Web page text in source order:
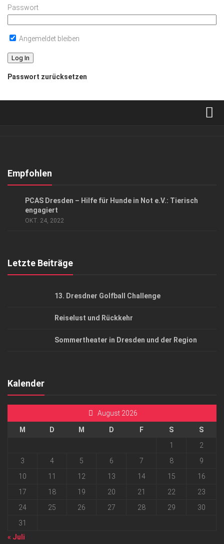
Passwort
Angemeldet bleiben
Passwort zurücksetzen
Kontakt, Impressum
Empfohlen
PCAS Dresden – Hilfe für Hunde in Not e.V.: Tierisch
engagiert
OKT. 24, 2022
Letzte Beiträge
13. Dresdner Golfball Challenge
Reiselust und Rückkehr
Sommertheater in Dresden und der Region
Kalender
August 2026
M D M D F S
S
1
2
3
4 5 6 7 8
9
10
11 12 13 14 15
16
17
18 19 20 21 22
23
24
25 26 27 28 29
30
31
« Juli